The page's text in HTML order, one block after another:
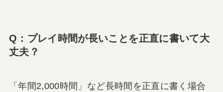
Q：プレイ時間が長いことを正直に書いて大
丈夫？
「年間2,000時間」など長時間を正直に書く場合